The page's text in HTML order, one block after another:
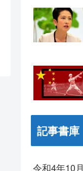
記事書庫
令和4年10月